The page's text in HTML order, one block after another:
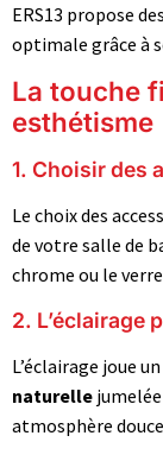
ERS13 propose
optimale grâce à
La touche
esthétisme
1. Choisir des
Le choix des
de votre salle de
chrome ou le
2. L’éclairage
L’éclairage joue
naturelle
atmosphère